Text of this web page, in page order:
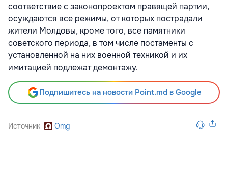
соответствие с законопроектом правящей партии,
осуждаются все режимы, от которых пострадали
жители Молдовы, кроме того, все памятники
советского периода, в том числе постаменты с
установленной на них военной техникой и их
имитацией подлежат демонтажу.
Подпишитесь на новости Point.md в Google
Источник Omg